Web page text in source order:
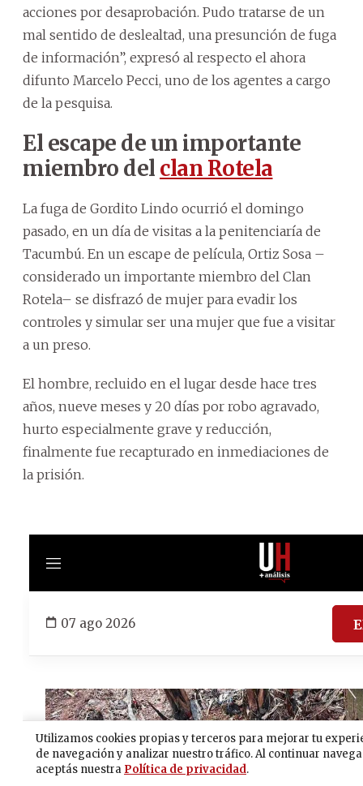
acciones por desaprobación. Pudo tratarse de un
mal sentido de deslealtad, una presunción de fuga
de información”, expresó al respecto el ahora
difunto Marcelo Pecci, uno de los agentes a cargo
de la pesquisa.
El escape de un importante
miembro del clan Rotela
La fuga de Gordito Lindo ocurrió el domingo
pasado, en un día de visitas a la penitenciaría de
Tacumbú. En un escape de película, Ortiz Sosa –
considerado un importante miembro del Clan
Rotela– se disfrazó de mujer para evadir los
controles y simular ser una mujer que fue a visitar
a un preso.
El hombre, recluido en el lugar desde hace tres
años, nueve meses y 20 días por robo agravado,
hurto especialmente grave y reducción,
finalmente fue recapturado en inmediaciones de
la prisión.